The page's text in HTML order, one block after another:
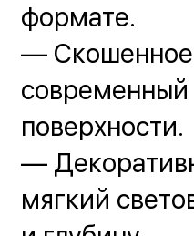
формате.
— Скошенное
поверхности.
—
мягкий